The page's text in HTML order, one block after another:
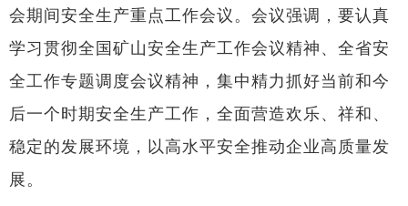
会期间安全生产重点工作会议。会议强调，要认真
学习贯彻全国矿山安全生产工作会议精神、全省安
全工作专题调度会议精神，集中精力抓好当前和今
后一个时期安全生产工作，全面营造欢乐、祥和、
稳定的发展环境，以高水平安全推动企业高质量发
展。